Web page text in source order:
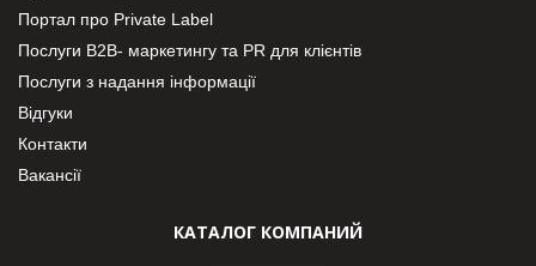
Портал про Private Label
Послуги В2В- маркетингу та PR для клієнтів
Послуги з надання інформації
Відгуки
Контакти
Вакансії
КАТАЛОГ КОМПАНИЙ